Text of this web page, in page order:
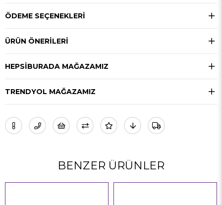
ÖDEME SEÇENEKLERI
ÜRÜN ÖNERILERI
HEPSIBURADA MAĞAZAMIZ
TRENDYOL MAĞAZAMIZ
BENZER ÜRÜNLER